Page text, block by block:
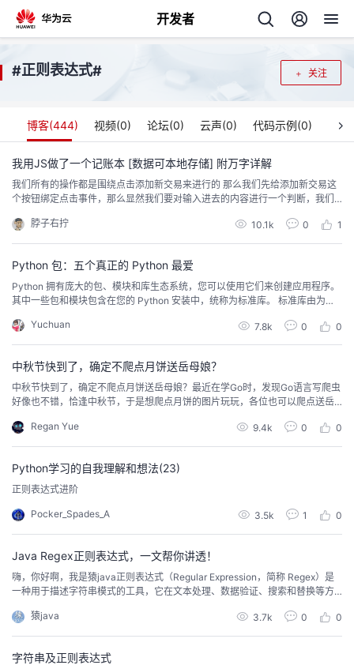
开发者
返
回
个
人
主
页
我
的
开
发
者
我
博
客
的
论
坛
我
的
圈
子
我
的
直
我
的
我
我
关注
#正则表达式#
博客(444) 视频(0) 论坛(0) 云声(0) 代码示例(0)
我用JS做了一个记账本 [数据可本地存储] 附万字详解
我们所有的操作都是围绕点击添加新交易来进行的 那么我们先给添加新交易这
个按钮绑定点击事件，那么显然我们要对输入进去的内容进行一个判断，我们
这样就弹出一个有问题的对话框提醒用户，我们先做一个简易的，主要先把逻
辑搞懂，然后再加以完善 var add = document.querySelector('#ad
脖子右拧 10.1k 0 1
Python 包：五个真正的 Python 最爱
Python 拥有庞大的包、模块和库生态系统，您可以使用它们来创建应用程序。
其中一些包和模块包含在您的 Python 安装中，统称为标准库。 标准库由为常
绝佳构建块。但是，许多开发人员更喜欢使用替代包或扩展，这可能会提高标
准库中内容的可用性和实用性。
Yuchuan 7.8k 0 0
中秋节快到了，确定不爬点月饼送岳母娘？
中秋节快到了，确定不爬点月饼送岳母娘？最近在学Go时，发现Go语言写爬虫
好像也不错，恰逢中秋节，于是想爬点月饼的图片玩玩，各位也可以爬点送岳
虫的重难点,不要担心看不懂，我也会介绍本文中用到的所有知识....如果是大
佬，就此止步吧~ 也可以给本菜鸟点个赞再走~一、获取页面图片链接我们这里
Regan Yue 9.4k 0 0
Python学习的自我理解和想法(23)
正则表达式进阶
Pocker_Spades_A 3.5k 1 0
Java Regex正则表达式，一文帮你讲透！
嗨，你好啊，我是猿java正则表达式（Regular Expression，简称 Regex）是
一种用于描述字符串模式的工具，它在文本处理、数据验证、搜索和替换等方
的？ 什么是正则表达式?正则表达式（regular expression，常简写为 regex、r
egexp 或 RE），又称规律表达式、正规表示式、正规表示法、...
猿java 3.7k 0 0
字符串及正则表达式